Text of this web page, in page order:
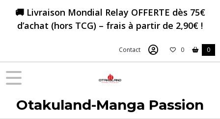
🚚 Livraison Mondial Relay OFFERTE dès 75€
d’achat (hors TCG) – frais à partir de 2,90€ !
Contact 0 0
Otakuland-Manga Passion